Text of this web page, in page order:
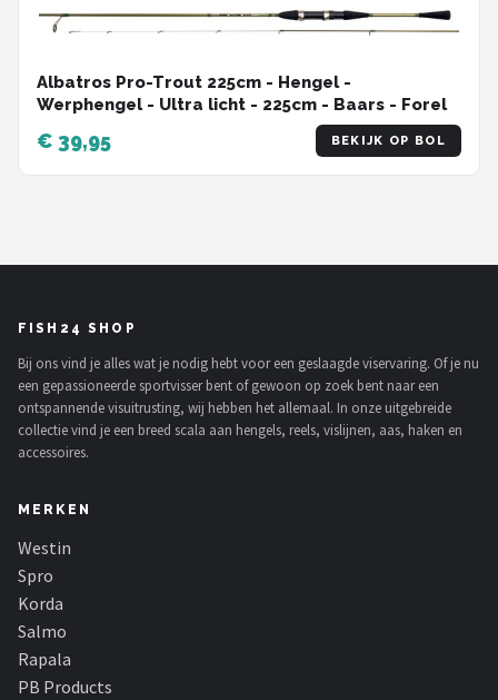
Albatros Pro-Trout 225cm - Hengel -
Werphengel - Ultra licht - 225cm - Baars - Forel
€ 39,95 BEKIJK OP BOL
FISH24 SHOP
Bij ons vind je alles wat je nodig hebt voor een geslaagde viservaring. Of je nu
een gepassioneerde sportvisser bent of gewoon op zoek bent naar een
ontspannende visuitrusting, wij hebben het allemaal. In onze uitgebreide
collectie vind je een breed scala aan hengels, reels, vislijnen, aas, haken en
accessoires.
MERKEN
Westin
Spro
Korda
Salmo
Rapala
PB Products